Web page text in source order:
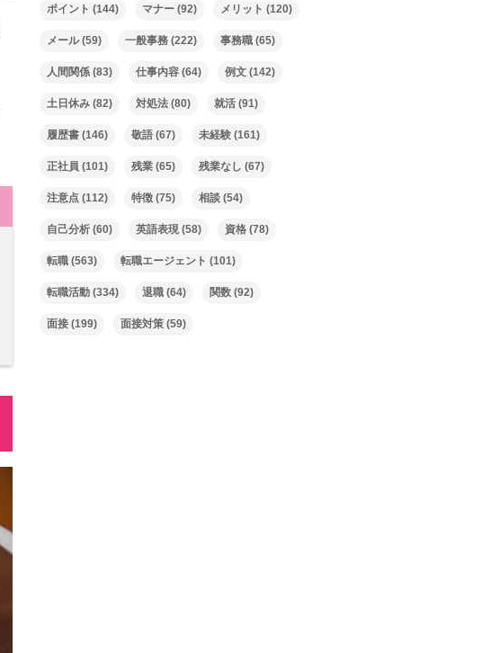
ポイント (144) マナー (92) メリット (120)
メール(59) 一般事務 (222) 事務職 (65)
人間関係 (83) 仕事内容 (64) 例文 (142)
土日休み (82) 対処法 (80) 就活 (91)
履歴書 (146) 敬語 (67) 未経験 (161)
正社員 (101) 残業 (65) 残業なし (67)
注意点 (112) 特徴 (75) 相談 (54)
自己分析 (60) 英語表現(58) 資格 (78)
転職 (563) 転職エージェント (101)
転職活動 (334) 退職 (64) 関数 (92)
面接 (199) 面接対策 (59)